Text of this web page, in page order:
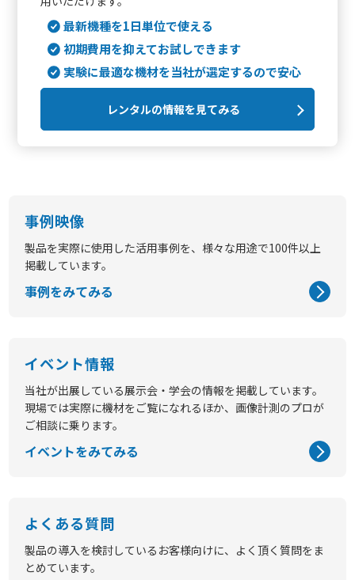
最新機種を1日単位で使える
初期費用を抑えてお試しできます
実験に最適な機材を当社が選定するので安心
レンタルの情報を見てみる
事例映像
製品を実際に使用した活用事例を、様々な用途で100件以上
掲載しています。
事例をみてみる
イベント情報
当社が出展している展示会・学会の情報を掲載しています。
現場では実際に機材をご覧になれるほか、画像計測のプロが
ご相談に乗ります。
イベントをみてみる
よくある質問
製品の導入を検討しているお客様向けに、よく頂く質問をま
とめています。